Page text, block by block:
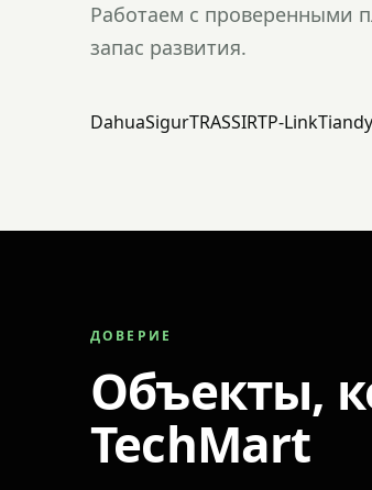
Работаем с проверенными
запас развития.
DahuaSigurTRASSIRTP-LinkTiandy
ДОВЕРИЕ
Объекты,
TechMart